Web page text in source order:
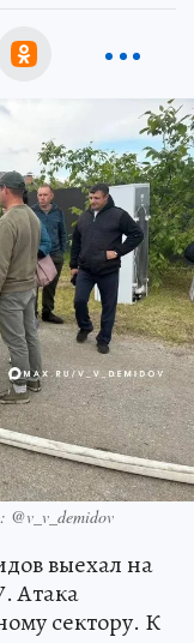
выехал на
Атака
сектору. К